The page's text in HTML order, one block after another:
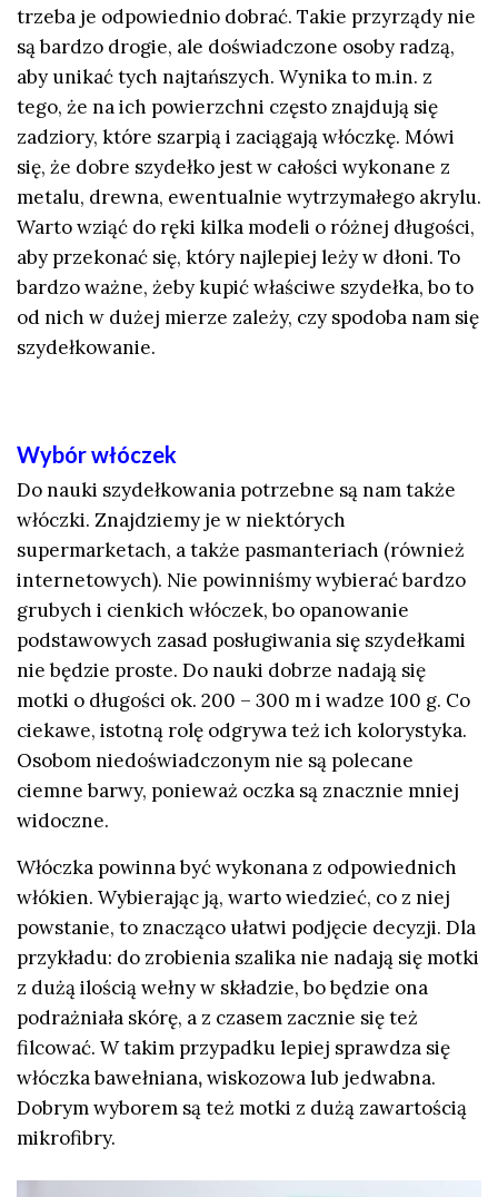
trzeba je odpowiednio dobrać. Takie przyrządy nie
są bardzo drogie, ale doświadczone osoby radzą,
aby unikać tych najtańszych. Wynika to m.in. z
tego, że na ich powierzchni często znajdują się
zadziory, które szarpią i zaciągają włóczkę. Mówi
się, że dobre szydełko jest w całości wykonane z
metalu, drewna, ewentualnie wytrzymałego akrylu.
Warto wziąć do ręki kilka modeli o różnej długości,
aby przekonać się, który najlepiej leży w dłoni. To
bardzo ważne, żeby kupić właściwe szydełka, bo to
od nich w dużej mierze zależy, czy spodoba nam się
szydełkowanie.
Wybór włóczek
Do nauki szydełkowania potrzebne są nam także
włóczki. Znajdziemy je w niektórych
supermarketach, a także pasmanteriach (również
internetowych). Nie powinniśmy wybierać bardzo
grubych i cienkich włóczek, bo opanowanie
podstawowych zasad posługiwania się szydełkami
nie będzie proste. Do nauki dobrze nadają się
motki o długości ok. 200 – 300 m i wadze 100 g. Co
ciekawe, istotną rolę odgrywa też ich kolorystyka.
Osobom niedoświadczonym nie są polecane
ciemne barwy, ponieważ oczka są znacznie mniej
widoczne.
Włóczka powinna być wykonana z odpowiednich
włókien. Wybierając ją, warto wiedzieć, co z niej
powstanie, to znacząco ułatwi podjęcie decyzji. Dla
przykładu: do zrobienia szalika nie nadają się motki
z dużą ilością wełny w składzie, bo będzie ona
podrażniała skórę, a z czasem zacznie się też
filcować. W takim przypadku lepiej sprawdza się
włóczka bawełniana,wiskozowa lub jedwabna.
Dobrym wyborem są też motki z dużą zawartością
mikrofibry.